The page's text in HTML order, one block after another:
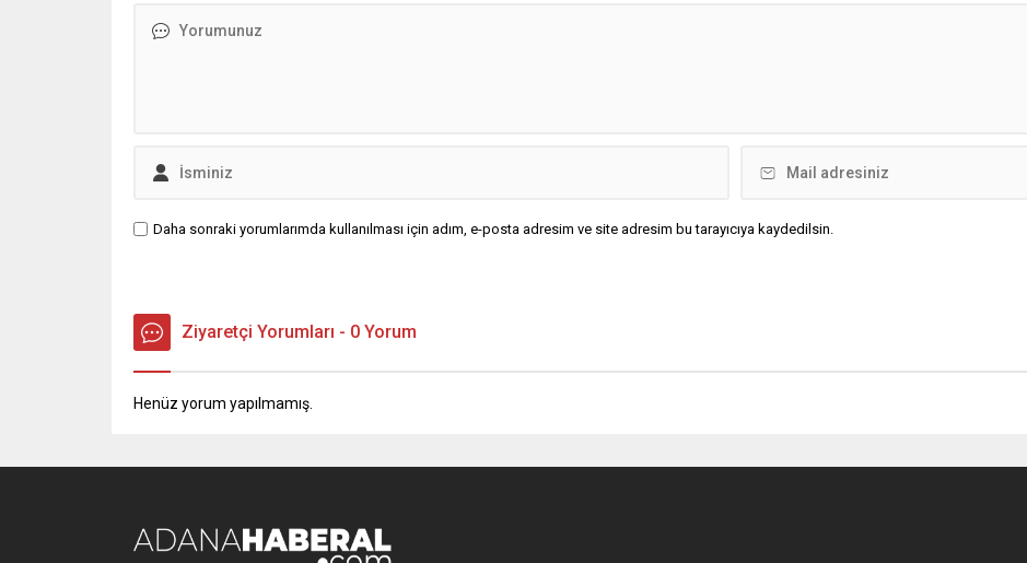
Daha sonraki yorumlarımda kullanılması için adım, e-posta adresim ve site adresim bu tarayıcıya kaydedilsin.
Ziyaretçi Yorumları - 0 Yorum
Henüz yorum yapılmamış.